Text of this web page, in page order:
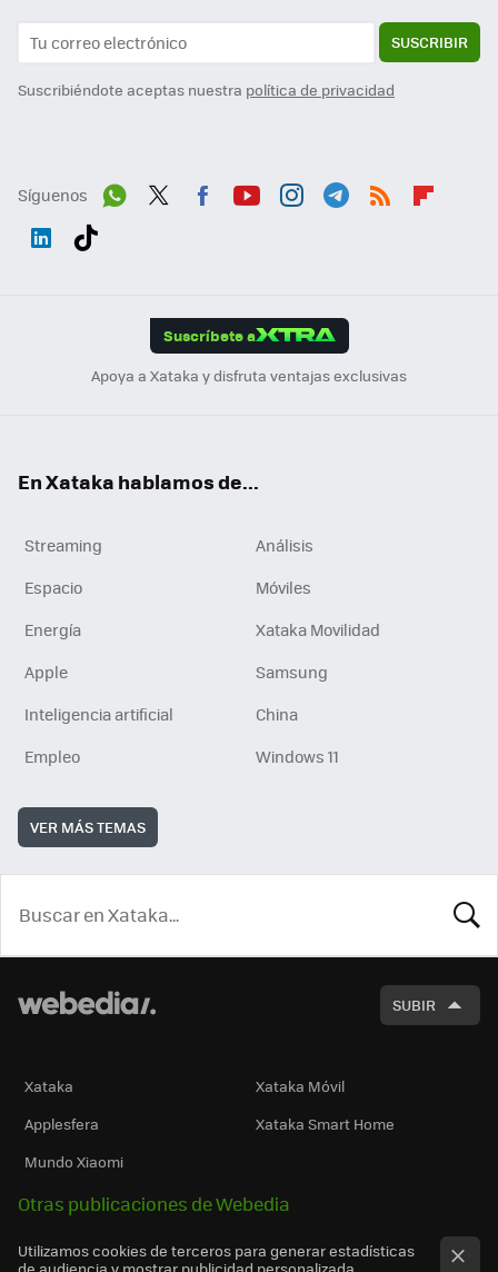
SUSCRIBIR
Suscribiéndote aceptas nuestra política de privacidad
Síguenos
Suscríbete a
Apoya a Xataka y disfruta ventajas exclusivas
En Xataka hablamos de...
Streaming
Análisis
Espacio
Móviles
Energía
Xataka Movilidad
Apple
Samsung
Inteligencia artificial
China
Empleo
Windows 11
VER MÁS TEMAS
SUBIR
Xataka
Xataka Móvil
Applesfera
Xataka Smart Home
Mundo Xiaomi
Otras publicaciones de Webedia
Utilizamos cookies de terceros para generar estadísticas